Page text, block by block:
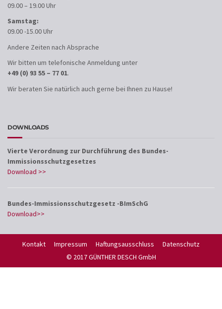
09.00 – 19.00 Uhr
Samstag:
09.00 -15.00 Uhr
Andere Zeiten nach Absprache
Wir bitten um telefonische Anmeldung unter
+49 (0) 93 55 – 77 01.
Wir beraten Sie natürlich auch gerne bei Ihnen zu Hause!
DOWNLOADS
Vierte Verordnung zur Durchführung des Bundes-
Immissionsschutzgesetzes
Download >>
Bundes-Immissionsschutzgesetz -BImSchG
Download>>
Kontakt Impressum Haftungsausschluss
Datenschutz
© 2017 GÜNTHER DESCH GmbH